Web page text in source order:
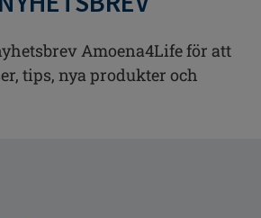
Amoena4Life för att
tips, nya produkter och